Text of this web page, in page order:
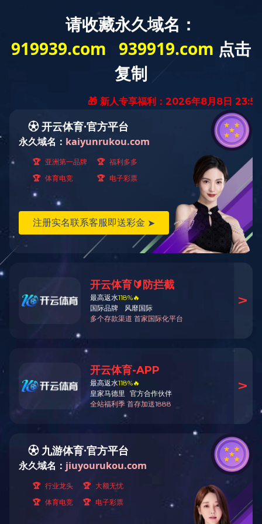
西藏加
加查水电站骨料加工系统及混凝土生产
成品骨料及混凝土供应。
44.7万立方米，主体工程约191.3万立方米，
69.96万立方米。高温季节要求拌和楼出机
和楼出机口温度为10℃～15℃。混凝土生产
加查水电站是雅鲁藏布江干流中游桑